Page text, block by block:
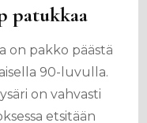
patukkaa
on pakko päästä
90-luvulla.
on vahvasti
etsitään